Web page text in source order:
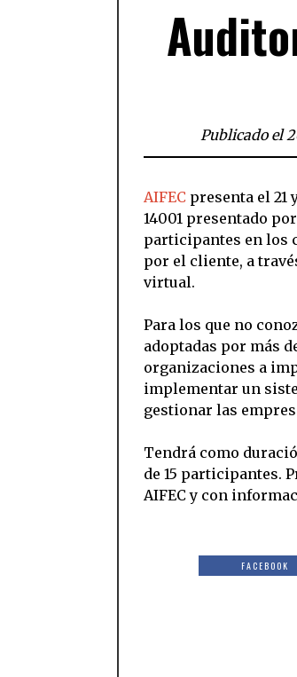
Publicado el
AIFEC presenta el 21
14001 presentado por
participantes en los
por el cliente, a
virtual.
Para los que no
adoptadas por más
organizaciones a
implementar un
gestionar las
Tendrá como
de 15 participantes.
AIFEC y con
FACEBOOK